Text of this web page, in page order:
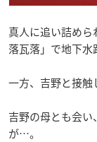
真人に追い詰め
落瓦落」で地下水
一方、吉野と接触
吉野の母とも会
が…。